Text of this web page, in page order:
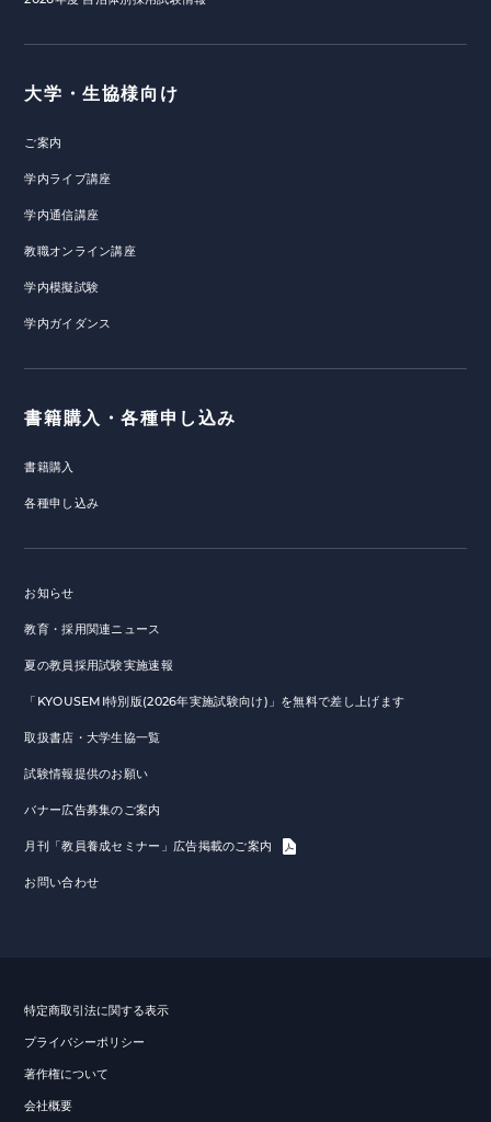
大学・生協様向け
ご案内
学内ライブ講座
学内通信講座
教職オンライン講座
学内模擬試験
学内ガイダンス
書籍購入・各種申し込み
書籍購入
各種申し込み
お知らせ
教育・採用関連ニュース
夏の教員採用試験実施速報
「KYOUSEMI特別版(2026年実施試験向け)」を無料で差し上げます
取扱書店・大学生協一覧
試験情報提供のお願い
バナー広告募集のご案内
月刊「教員養成セミナー」広告掲載のご案内
お問い合わせ
特定商取引法に関する表示
プライバシーポリシー
著作権について
会社概要